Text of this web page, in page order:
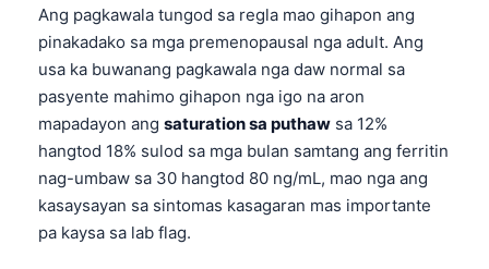
Ang pagkawala tungod sa regla mao gihapon ang
pinakadako sa mga premenopausal nga adult. Ang
usa ka buwanang pagkawala nga daw normal sa
pasyente mahimo gihapon nga igo na aron
mapadayon ang saturation sa puthaw sa 12%
hangtod 18% sulod sa mga bulan samtang ang ferritin
nag-umbaw sa 30 hangtod 80 ng/mL, mao nga ang
kasaysayan sa sintomas kasagaran mas importante
pa kaysa sa lab flag.
Frysk
Ślōnskŏ gŏdka
Norsk bokmål